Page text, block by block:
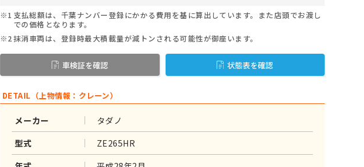
※1 支払総額は、千葉ナンバー登録にかかる費用を基に算出しています。また店頭でお渡し
での価格となります。
※2抹消車両は、登録時最大積載量が減トンされる可能性が御座います。
車検証を確認 状態表を確認
DETAIL（上物情報：クレーン）
メーカー
タダノ
型式
ZE265HR